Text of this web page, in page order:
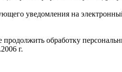
уведомления на
обработку
г.